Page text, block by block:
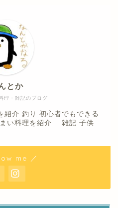
理・雑記のブログ
とか
紹介 釣り 初心者でもできる
い料理を紹介 雑記 子供
me ／